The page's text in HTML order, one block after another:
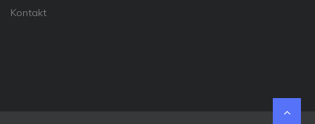
Kontakt